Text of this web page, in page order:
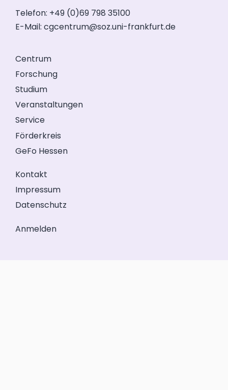
Telefon: +49 (0)69 798 35100
E-Mail: cgcentrum@soz.uni-frankfurt.de
Centrum
Forschung
Studium
Veranstaltungen
Service
Förderkreis
GeFo Hessen
Kontakt
Impressum
Datenschutz
Anmelden